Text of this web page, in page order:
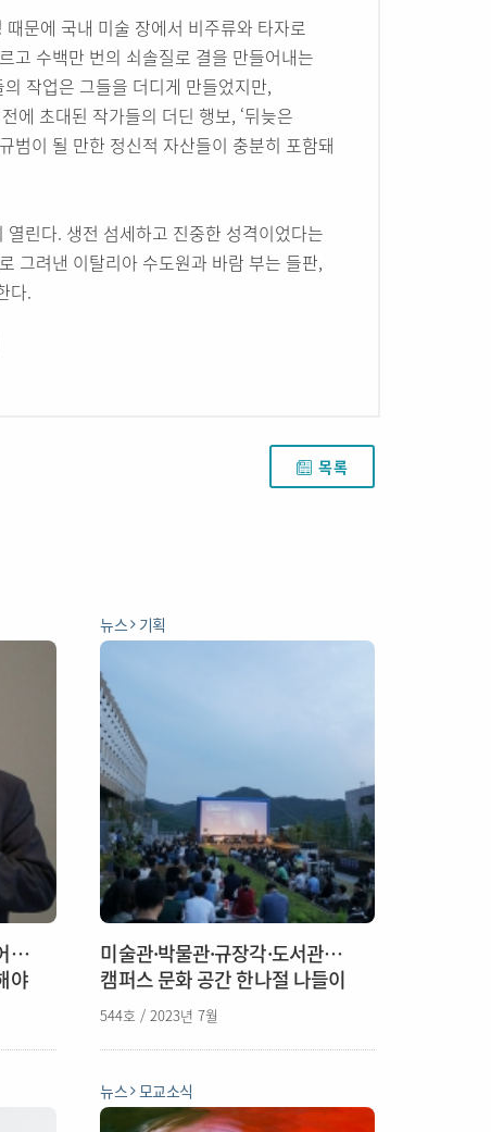
문에 국내 미술 장에서 비주류와 타자로
고 수백만 번의 쇠솔질로 결을 만들어내는
작업은 그들을 더디게 만들었지만,
에 초대된 작가들의 더딘 행보, ‘뒤늦은
범이 될 만한 정신적 자산들이 충분히 포함돼
린다. 생전 섬세하고 진중한 성격이었다는
그려낸 이탈리아 수도원과 바람 부는 들판,
다.
목록
…
야
뉴스 기획
미술관·박물관·규장각·도서관…
캠퍼스 문화 공간 한나절 나들이
544호 / 2023년 7월
뉴스 모교소식